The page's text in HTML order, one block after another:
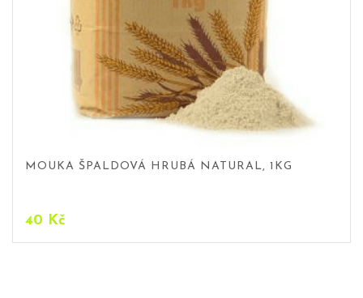
MOUKA ŠPALDOVÁ HRUBÁ NATURAL, 1KG
40 Kč